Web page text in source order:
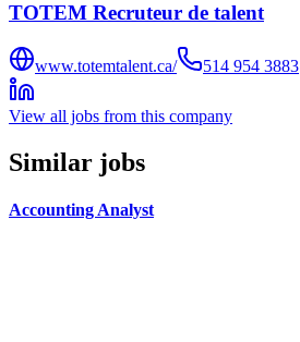
TOTEM Recruteur de talent
www.totemtalent.ca/ 514 954 3883
View all jobs from this company
Similar jobs
Accounting Analyst